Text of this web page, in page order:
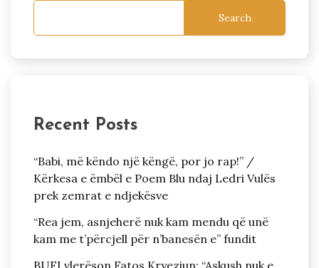
Search
Recent Posts
“Babi, më këndo një këngë, por jo rap!” /
Kërkesa e ëmbël e Poem Blu ndaj Ledri Vulës
prek zemrat e ndjekësve
“Rea jem, asnjeherë nuk kam mendu që unë
kam me t’përcjell për n’banesën e” fundit
BUFI vlerëson Fatos Kryeziun: “Askush nuk e